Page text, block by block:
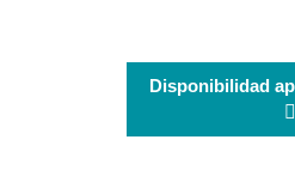
Disponibilidad